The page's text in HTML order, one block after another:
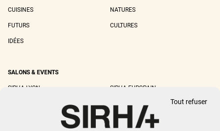
CUISINES NATURES
FUTURS CULTURES
IDÉES
SALONS & EVENTS
SIRHA LYON SIRHA EUROPAIN
SIRHA WORLD PASTRY CUPTout refuser